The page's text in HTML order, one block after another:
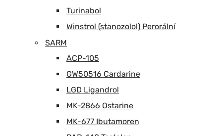
Turinabol
Winstrol (stanozolol) Perorální
SARM
ACP-105
GW50516 Cardarine
LGD Ligandrol
MK-2866 Ostarine
MK-677 Ibutamoren